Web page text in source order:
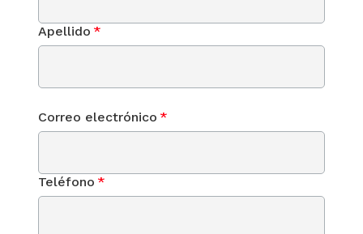
Apellido *
Correo electrónico *
Teléfono *